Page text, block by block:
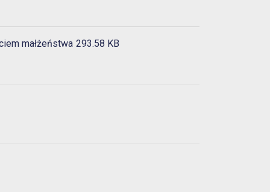
małżeństwa 293.58 KB